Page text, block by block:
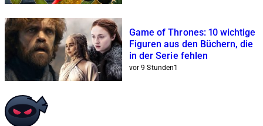
Game of Thrones: 10 wichtige
Figuren aus den Büchern, die
in der Serie fehlen
vor 9 Stunden1